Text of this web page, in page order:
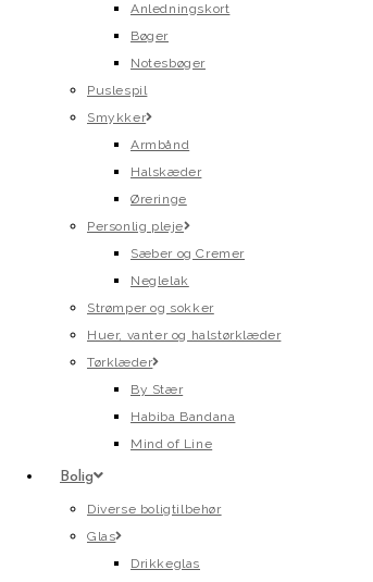
Anledningskort
Bøger
Notesbøger
Puslespil
Smykker
Armbånd
Halskæder
Øreringe
Personlig pleje
Sæber og Cremer
Neglelak
Strømper og sokker
Huer, vanter og halstørklæder
Tørklæder
By Stær
Habiba Bandana
Mind of Line
Bolig
Diverse boligtilbehør
Glas
Drikkeglas